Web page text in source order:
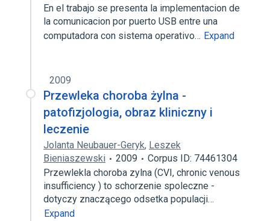
En el trabajo se presenta la implementacion de
la comunicacion por puerto USB entre una
computadora con sistema operativo… Expand
2009
Przewleka choroba żylna -
patofizjologia, obraz kliniczny i
leczenie
Jolanta Neubauer-Geryk, Leszek
Bieniaszewski
2009
Corpus ID: 74461304
Przewlekla choroba zylna (CVI, chronic venous
insufficiency ) to schorzenie spoleczne -
dotyczy znaczącego odsetka populacji…
Expand